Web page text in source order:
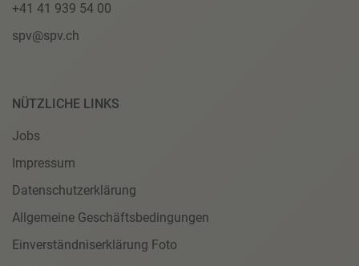
+41 41 939 54 00
spv@spv.ch
NÜTZLICHE LINKS
Jobs
Impressum
Datenschutzerklärung
Allgemeine Geschäftsbedingungen
Einverständniserklärung Foto